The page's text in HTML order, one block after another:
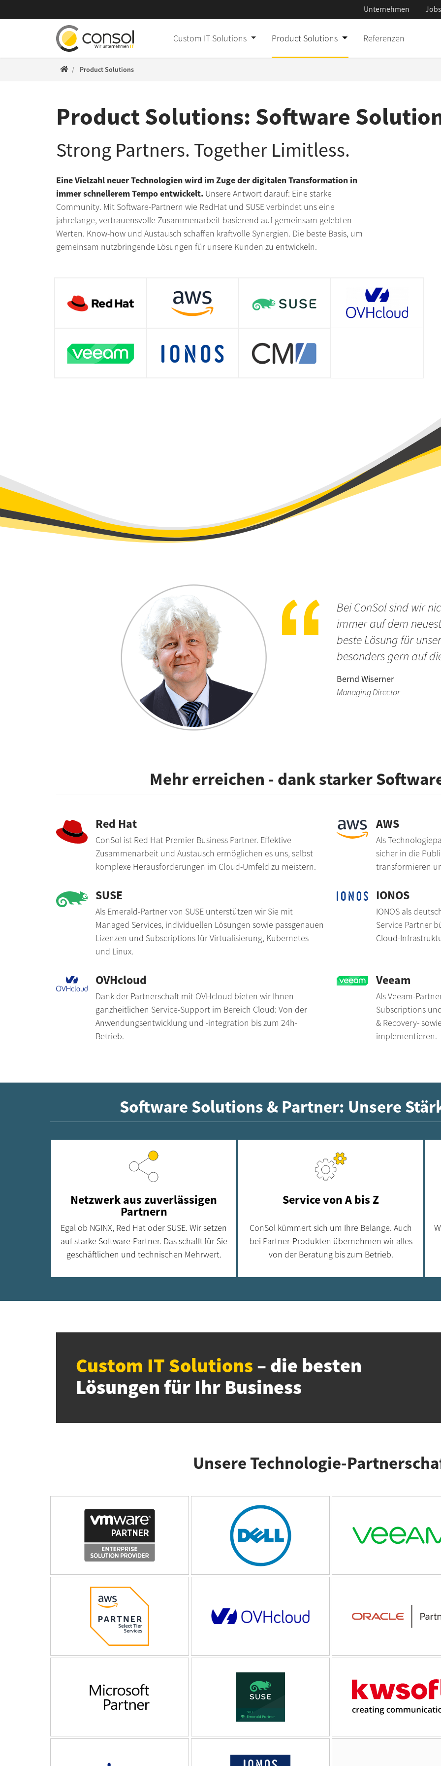
Unternehmen Jobs
Custom IT Solutions Product Solutions Referenzen
ConSol WWW
Product Solutions
Product Solutions: Software
Strong Partners. Together Limitless.
Eine Vielzahl neuer Technologien wird im Zuge der digitalen Transformation in
immer schnellerem Tempo entwickelt. Unsere Antwort darauf: Eine starke
Community. Mit Software-Partnern wie RedHat und SUSE verbindet uns eine
jahrelange, vertrauensvolle Zusammenarbeit basierend auf gemeinsam gelebten
Werten. Know-how und Austausch schaffen kraftvolle Synergien. Die beste Basis, um
gemeinsam nutzbringende Lösungen für unsere Kunden zu entwickeln.
Bei ConSol sind wir
immer auf dem
beste Lösung für
besonders gern auf
Bernd Wiserner
Managing Director
Mehr erreichen - dank starker
Red Hat
ConSol ist Red Hat Premier Business Partner. Effektive
Zusammenarbeit und Austausch ermöglichen es uns, selbst
komplexe Herausforderungen im Cloud-Umfeld zu meistern.
AWS
Als
sicher in die
transformieren
SUSE
Als Emerald-Partner von SUSE unterstützen wir Sie mit
Managed Services, individuellen Lösungen sowie passgenauen
Lizenzen und Subscriptions für Virtualisierung, Kubernetes
und Linux.
IONOS
IONOS als
Service Partner
Cloud-
OVHcloud
Dank der Partnerschaft mit OVHcloud bieten wir Ihnen
ganzheitlichen Service-Support im Bereich Cloud: Von der
Anwen­dungs­ent­wick­lung und -integration bis zum 24h-
Betrieb.
Veeam
Als Veeam-
Subscriptions
& Recovery-
implementieren.
Software Solutions & Partner: Unsere
Netzwerk aus zuverlässigen
Partnern
Egal ob NGINX, Red Hat oder SUSE. Wir setzen
auf starke Software-Partner. Das schafft für Sie
geschäftlichen und technischen Mehrwert.
Service von A bis Z
ConSol kümmert sich um Ihre Belange. Auch
bei Partner-Produkten übernehmen wir alles
von der Beratung bis zum Betrieb.
Custom IT Solutions– die besten
Lösungen für Ihr Business
Unsere Technologie-